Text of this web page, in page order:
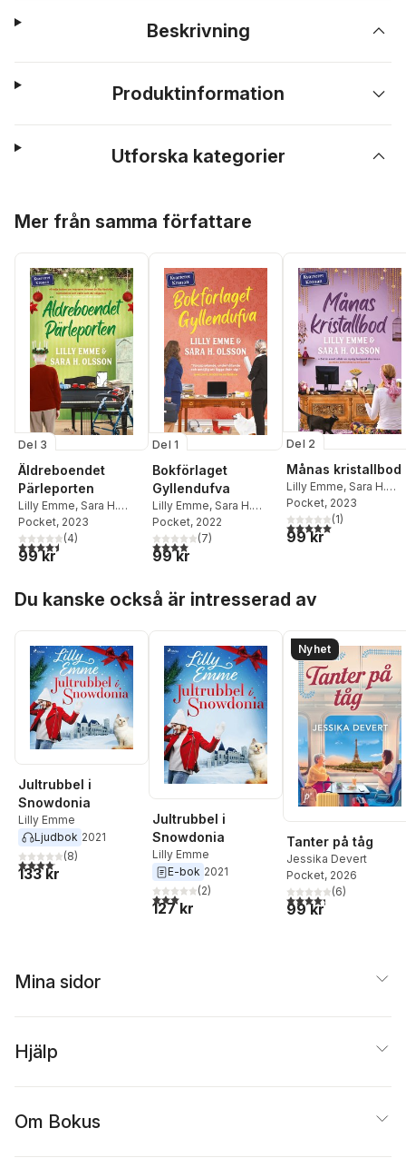
Beskrivning
Produktinformation
Utforska kategorier
Mer från samma författare
Del 3
Äldreboendet
Pärleporten
Lilly Emme, Sara H.
Olsson
Pocket, 2023
4,5utav 5 stjärnor. Totalt antal röster:
(4)
99 kr
Del 1
Bokförlaget
Gyllendufva
Lilly Emme, Sara H.
Olsson
Pocket, 2022
4,0utav 5 stjärnor. Totalt antal röster:
(7)
99 kr
Del 2
Månas kristallbod
Lilly Emme, Sara H.
Olsson
Pocket, 2023
5,0utav 5 stjärnor.
(1)
99 kr
Du kanske också är intresserad av
Jultrubbel i
Snowdonia
Lilly Emme
Ljudbok 2021
4,1utav 5 stjärnor. Totalt antal röster:
(8)
133 kr
Jultrubbel i
Snowdonia
Lilly Emme
E-bok 2021
3,0utav 5 stjärnor. Totalt antal röster:
(2)
127 kr
Nyhet
Tanter på tåg
Jessika Devert
Pocket, 2026
4,3utav 5 stjärnor.
(6)
99 kr
Mina sidor
Hjälp
Om Bokus